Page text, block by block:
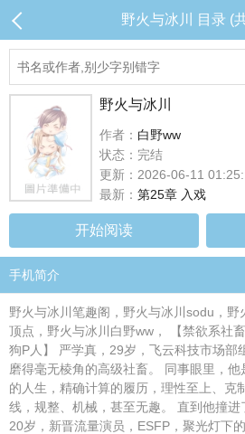
野火与冰川 目录 (
野火与冰川
作者： 白野ww
状态：完结
更新：2026-06-11
最新： 第25章 入戏
开始阅读
手机简介
野火与冰川笔趣阁，野火与冰川sodu，野
顶点，野火与冰川白野ww， 【禁欲系
狗P人】 严学真，29岁，飞云科技市场部
磨得毫无棱角的高级社畜。 同事眼里，他
的人生，精确计算的履历，理性至上、克
线，规整、机械，甚至无趣。 直到他撞进
20岁，新晋流量演员，ESFP，聚光灯下